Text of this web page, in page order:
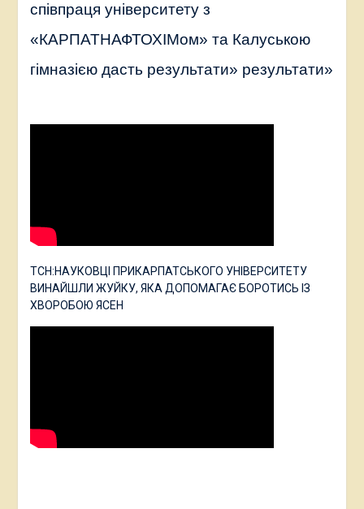
співпраця університету з
«КАРПАТНАФТОХІМом» та Калуською
гімназією дасть результати» результати»
ТСН:НАУКОВЦІ ПРИКАРПАТСЬКОГО УНІВЕРСИТЕТУ
ВИНАЙШЛИ ЖУЙКУ, ЯКА ДОПОМАГАЄ БОРОТИСЬ ІЗ
ХВОРОБОЮ ЯСЕН